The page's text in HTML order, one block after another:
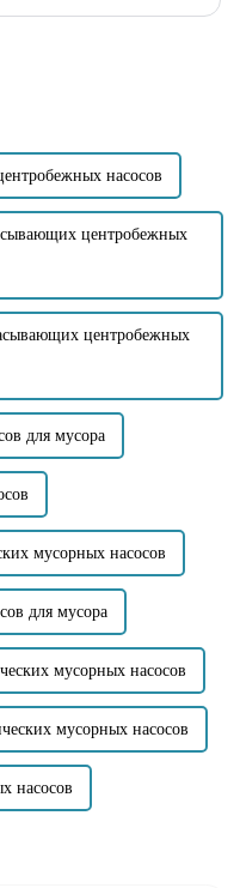
насосов
центробежных
центробежных
для мусора
мусорных насосов
для мусора
мусорных насосов
мусорных насосов
насосов